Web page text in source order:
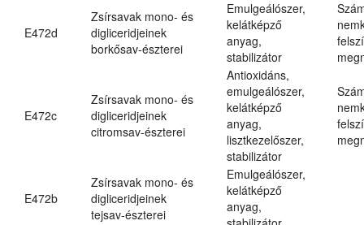
E472d
Zsírsavak mono- és
digliceridjeinek
borkősav-észterei
Emulgeálószer,
kelátképző
anyag,
stabilizátor
E472c
Zsírsavak mono- és
digliceridjeinek
citromsav-észterei
Antioxidáns,
emulgeálószer,
kelátképző
anyag,
lisztkezelőszer,
stabilizátor
E472b
Zsírsavak mono- és
digliceridjeinek
tejsav-észterei
Emulgeálószer,
kelátképző
anyag,